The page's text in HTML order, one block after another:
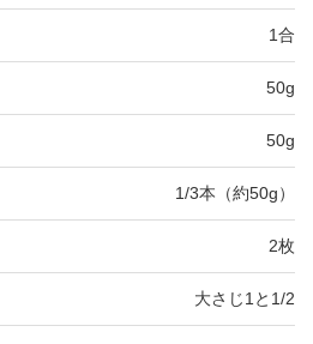
1合
50g
50g
1/3本（約50g）
2枚
大さじ1と1/2